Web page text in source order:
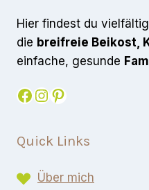
Hier findest du
die breifreie Beikost,
einfache, gesunde
Facebook
Instagram
Pinterest
Quick Links
Über mich